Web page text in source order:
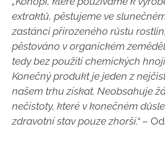
extraktů, pěstujeme ve
zastánci přirozeného růstu
pěstováno v organickém
tedy bez použití chemických
Konečný produkt je jeden z
našem trhu získat. Neobsahuje
nečistoty, které v konečném
zdravotní stav pouze zhorší.“– Od